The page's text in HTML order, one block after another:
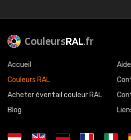
CouleursRAL.fr
Accueil
Couleurs RAL
Acheter éventail couleur RAL
Blog
Aide